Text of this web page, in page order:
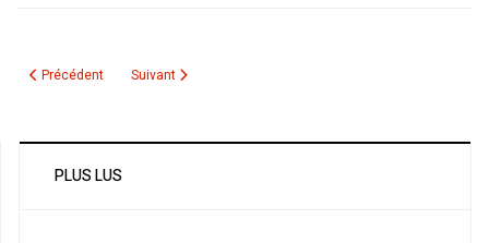
Article précédent : Lavalin a aussi envoyé des millions en Algérie: La
Précédent Article suivant : Mon testament intellectuel
Suivant
PLUS LUS